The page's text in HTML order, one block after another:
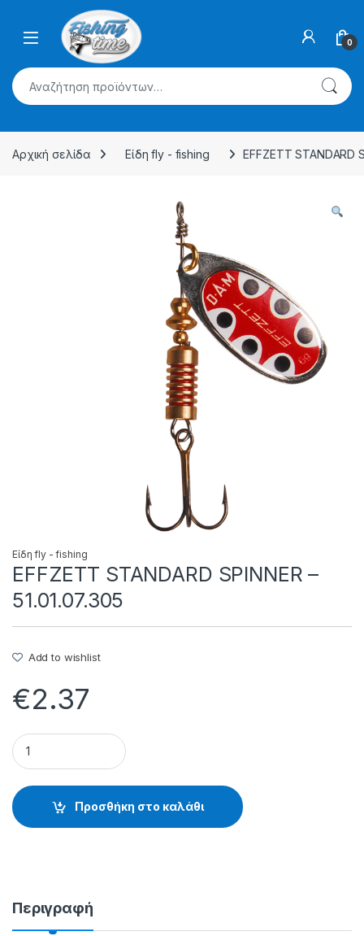
Skip to navigation
0
Αναζήτηση για:
Αρχική σελίδα Είδη fly - fishing EFFZETT STANDARD
Είδη fly - fishing
EFFZETT STANDARD SPINNER –
51.01.07.305
Add to wishlist
€2.37
EFFZETT STANDARD SPINNER - 51.01.07.305 quantity
Προσθήκη στο καλάθι
Περιγραφή